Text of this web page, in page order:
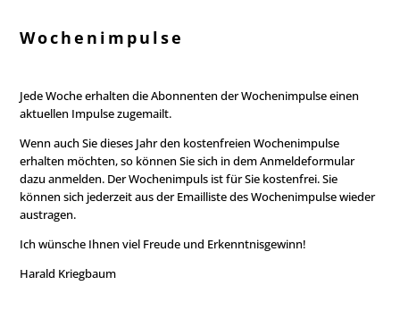
Wochenimpulse
Jede Woche erhalten die Abonnenten der Wochenimpulse einen
aktuellen Impulse zugemailt.
Wenn auch Sie dieses Jahr den kostenfreien Wochenimpulse
erhalten möchten, so können Sie sich in dem Anmeldeformular
dazu anmelden. Der Wochenimpuls ist für Sie kostenfrei. Sie
können sich jederzeit aus der Emailliste des Wochenimpulse wieder
austragen.
Ich wünsche Ihnen viel Freude und Erkenntnisgewinn!
Harald Kriegbaum